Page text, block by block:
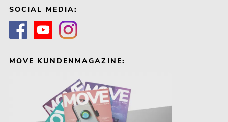
SOCIAL MEDIA:
MOVE KUNDENMAGAZINE: